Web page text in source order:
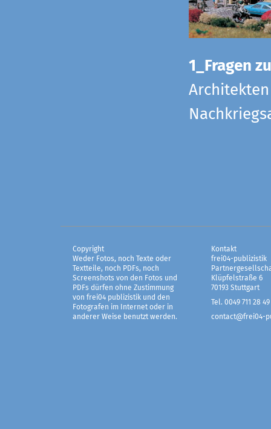
1_Fragen
Copyright
Weder Fotos, noch Texte oder
Textteile, noch PDFs, noch
Screenshots von den Fotos und
PDFs dürfen ohne Zustimmung
von frei04 publizistik und den
Fotografen im Internet oder in
anderer Weise benutzt werden.
Kontakt
frei04-publizistik
Klüpfelstraße 6
70193 Stuttgart
Tel. 0049 711 28 49
contact@frei04-